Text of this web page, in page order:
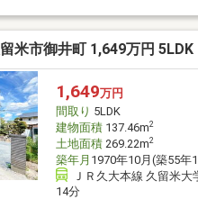
ーズボックス、新品照明（ＬＥＤ）
災警報器、新品建具、新品フロア張
、防蟻工事（施工後５年保証）等●外
塗装、庭木整備 等
米市御井町 1,649万円 5LDK
1,649万円
間取り 5LDK
建物面積137.46m2
土地面積269.22m2
築年月 1970年10月(築55年
ＪＲ久大本線 久留米大
14分